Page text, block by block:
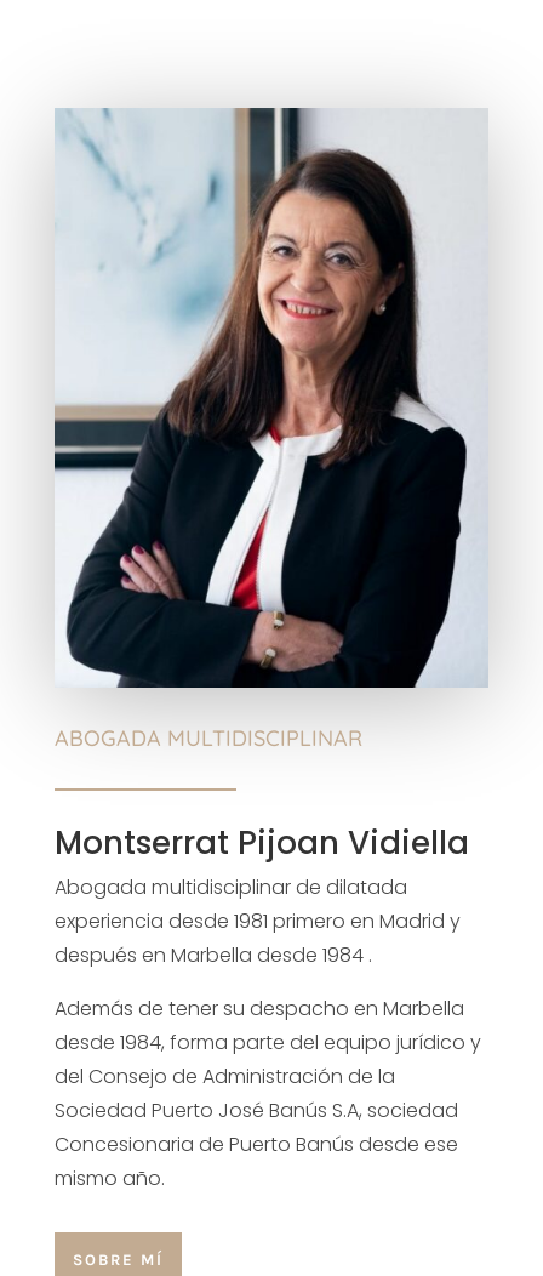
ABOGADA MULTIDISCIPLINAR
Montserrat Pijoan Vidiella
Abogada multidisciplinar de dilatada
experiencia desde 1981 primero en Madrid y
después en Marbella desde 1984 .
Además de tener su despacho en Marbella
desde 1984, forma parte del equipo jurídico y
del Consejo de Administración de la
Sociedad Puerto José Banús S.A, sociedad
Concesionaria de Puerto Banús desde ese
mismo año.
SOBRE MÍ